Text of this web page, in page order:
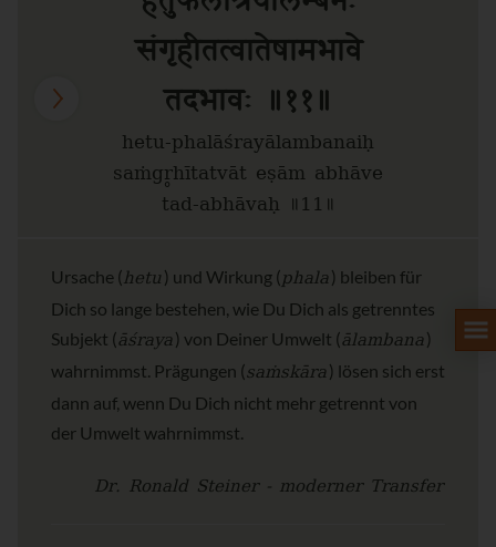
संगृहीतत्वातेषामभावे
तदभावः ॥११॥
hetu-phalāśrayālambanaiḥ
saṁgr̥hītatvāt eṣām abhāve
tad-abhāvaḥ ॥11॥
Ursache (hetu ) und Wirkung (phala ) bleiben für
Dich so lange bestehen, wie Du Dich als getrenntes
Subjekt (āśraya ) von Deiner Umwelt (ālambana )
wahrnimmst. Prägungen (saṁskāra ) lösen sich erst
dann auf, wenn Du Dich nicht mehr getrennt von
der Umwelt wahrnimmst.
Dr. Ronald Steiner - moderner Transfer